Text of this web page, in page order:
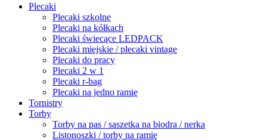
Plecaki
Plecaki szkolne
Plecaki na kółkach
Plecaki świecące LEDPACK
Plecaki miejskie / plecaki vintage
Plecaki do pracy
Plecaki 2 w 1
Plecaki r-bag
Plecaki na jedno ramię
Tornistry
Torby
Torby na pas / saszetka na biodra / nerka
Listonoszki / torby na ramię